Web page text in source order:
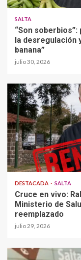
SALTA
“Son
la desregulación
banana”
julio 30, 2026
DESTACADA SALTA
Cruce en vivo:
Ministerio de
reemplazado
julio 29, 2026